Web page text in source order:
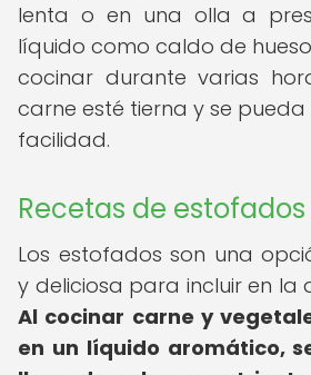
lenta o en una olla a
líquido como caldo de
cocinar durante varias
carne esté tierna y se
facilidad.
Recetas de
Los estofados son una
y deliciosa para incluir en la
Al cocinar carne y
en un líquido aromático,